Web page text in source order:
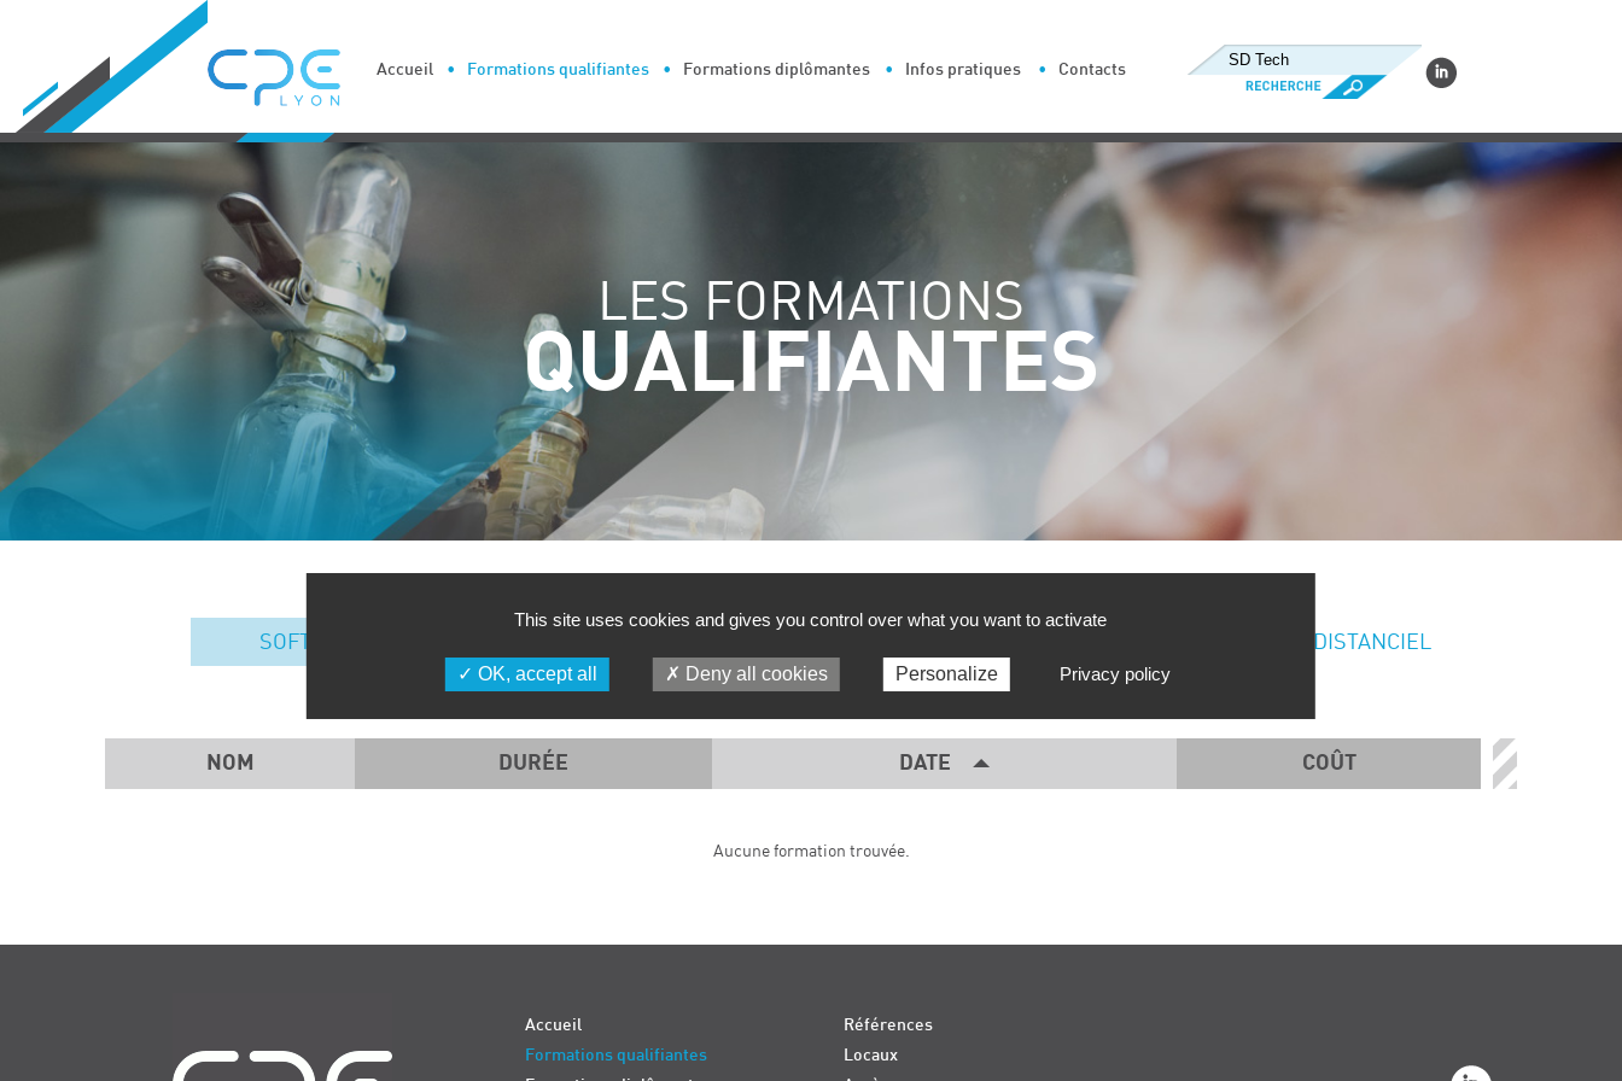
Accueil Formations qualifiantes Formations diplômantes Infos pratiques Contacts
LES FORMATIONS
QUALIFIANTES
SOFT SKILLS DISTANCIEL
NOM DURÉE DATE COÛT
Aucune formation trouvée.
Accueil
Formations qualifiantes
Références
Locaux
Cookies management panel
This site uses cookies and gives you control over what you want to activate
OK, accept all Deny all cookies Personalize Privacy policy